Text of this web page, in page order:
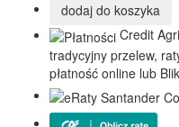
dodaj do koszyka
Credit
tradycyjny przelew,
płatność online lub Blik